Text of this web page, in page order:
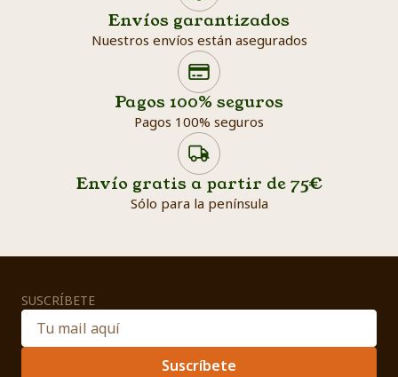
Envíos garantizados
Nuestros envíos están asegurados
Pagos 100% seguros
Pagos 100% seguros
Envío gratis a partir de 75€
Sólo para la península
Search products
SUSCRÍBETE
Suscríbete